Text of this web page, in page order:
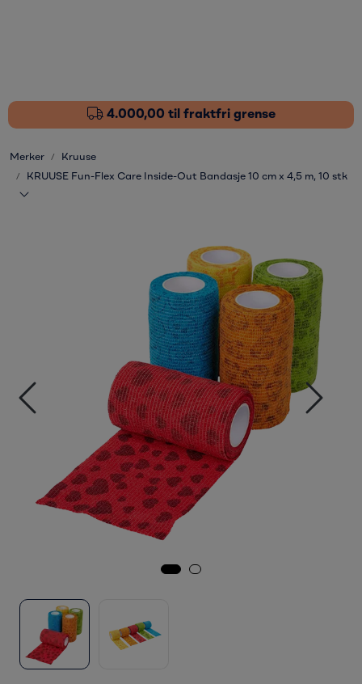
4.000,00 til fraktfri grense
Merker
Kruuse
KRUUSE Fun-Flex Care Inside-Out Bandasje 10 cm x 4,5 m, 10 stk
Pleieprodukter
Sårstell
Stressdempende